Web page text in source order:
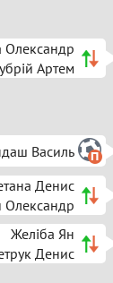
Олександр
Артем
Василь
Денис
Олександр
Желіба Ян
Денис